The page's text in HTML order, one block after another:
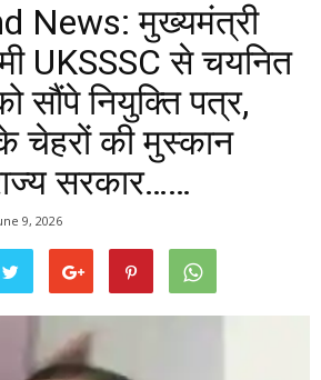
News: मुख्यमंत्री
UKSSSC से चयनित
सौंपे नियुक्ति पत्र,
चेहरों की मुस्कान
सरकार……
9, 2026